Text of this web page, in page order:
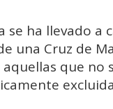
se ha llevado a
una Cruz de
aquellas que no